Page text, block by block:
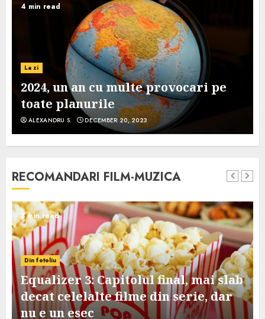
4 min read
La zi
2024, un an cu multe provocari pe
toate planurile
ALEXANDRU S. DECEMBER 20, 2023
RECOMANDARI FILM-MUZICA
3 min read
Din fotoliu
Equalizer 3: Capitolul final, mai slab
decat celelalte filme din serie, dar
nu e un esec